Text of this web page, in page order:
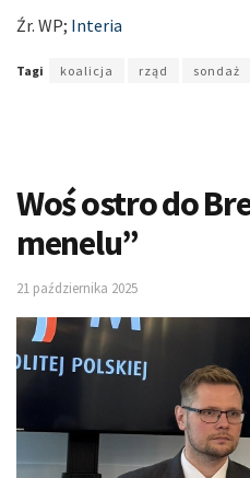
Źr. WP; Interia
Tagi koalicja rząd sondaż
Woś ostro do
menelu”
21 października 2025